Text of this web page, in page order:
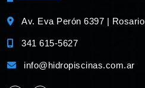
Av. Eva Perón 6397 | Rosario
341 615-5627
info@hidropiscinas.com.ar